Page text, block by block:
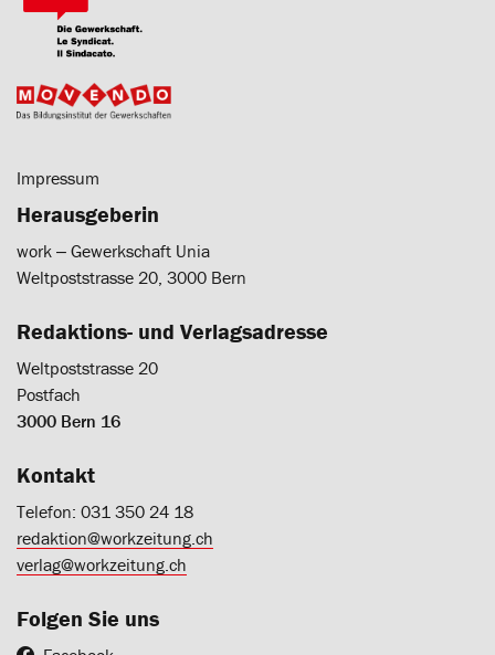
Impressum
Herausgeberin
work ‒ Gewerkschaft Unia
Weltpoststrasse 20, 3000 Bern
Redaktions- und Verlagsadresse
Weltpoststrasse 20
Postfach
3000 Bern 16
Kontakt
Telefon: 031 350 24 18
redaktion@workzeitung.ch
verlag@workzeitung.ch
Folgen Sie uns